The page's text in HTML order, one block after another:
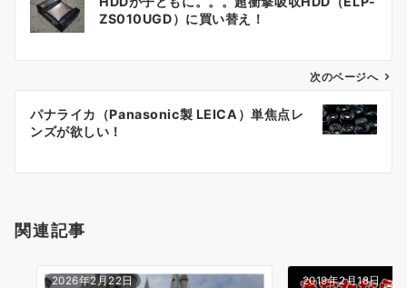
ン
ZS010UGD）に買い替え！
次のページへ
パナライカ（Panasonic製 LEICA）単焦点レ
ンズが欲しい！
関連記事
2026年2月22日 2019年2月18日